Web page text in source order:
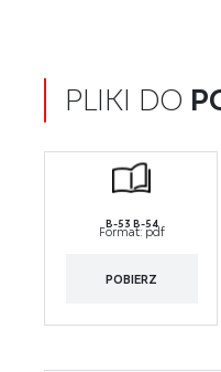
PLIKI DO
B-53 B-54
Format: pdf
POBIERZ